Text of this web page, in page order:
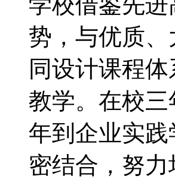
势，与优质
同设计课程
教学。在校
年到企业实
密结合，努